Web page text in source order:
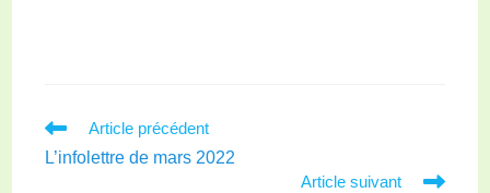
Article précédent
L’infolettre de mars 2022
Article suivant